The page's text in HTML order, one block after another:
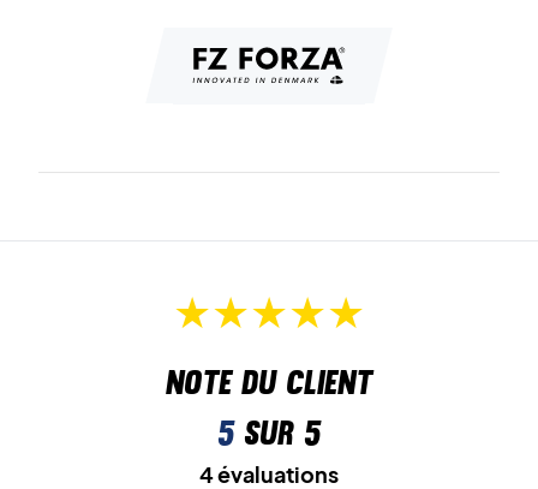
Note du client
5sur 5
4 évaluations